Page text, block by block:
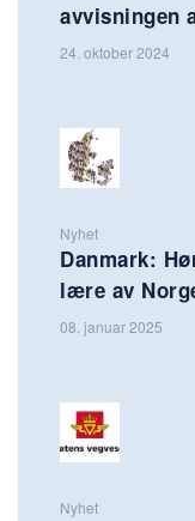
avvisningen
24. oktober 2024
Nyhet
Danmark:
lære av
08. januar 2025
Nyhet